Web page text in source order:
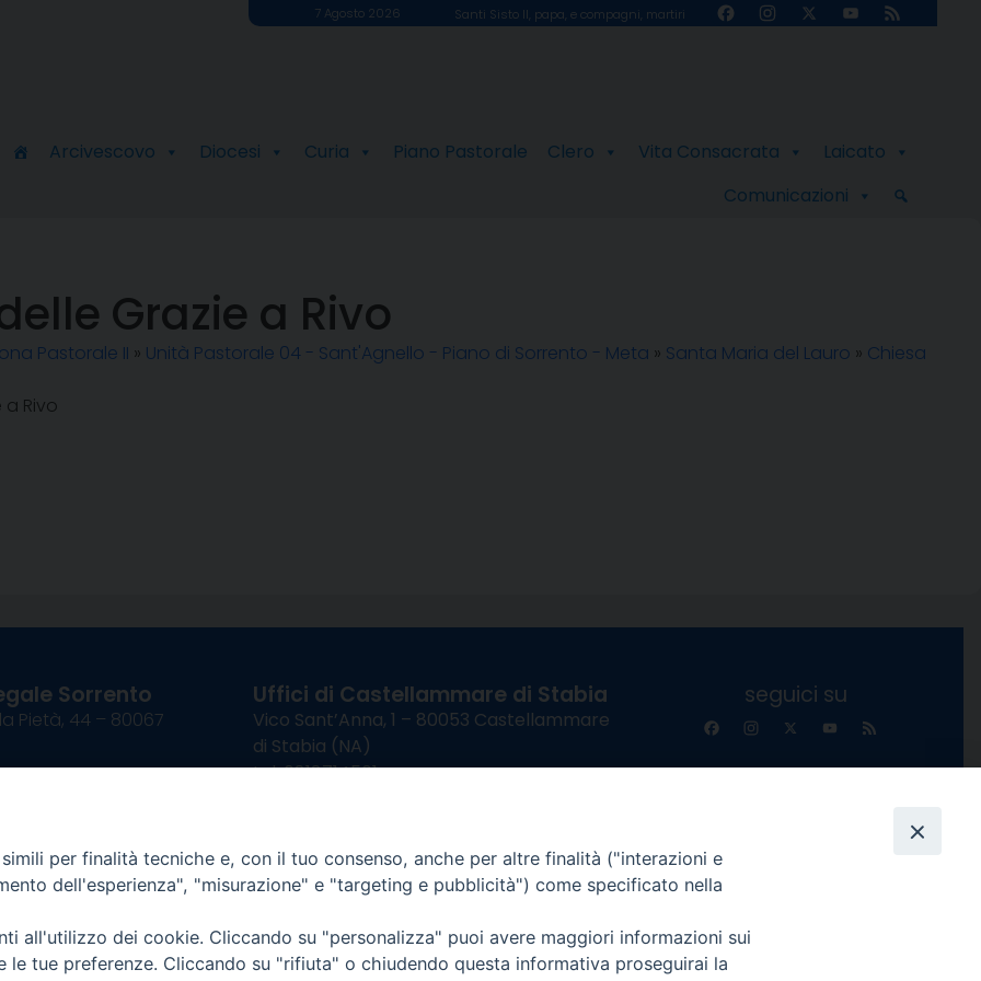
7 Agosto 2026 Santi Sisto II, papa, e compagni, martiri FacebookInstagram
X
YouTube
Feed
Arcivescovo Diocesi Curia Piano Pastorale Clero Vita Consacrata
Laicato
Comunicazioni
Grazie a Rivo
Pastorale II » Unità Pastorale 04 - Sant'Agnello - Piano di Sorrento - Meta » Santa Maria del Lauro » Chiesa
Rivo
Sorrento
Pietà, 44 – 80067
Uffici di Castellammare di Stabia
Vico Sant’Anna, 1 – 80053 Castellammare
di Stabia (NA)
tel. 0818714501
Uffici Matrimoni:
Lunedì e Mercoledì ore 09:30 – 12:30
seguici su
FacebookInstagram
YouTube
Informativa Privacy
COPYRIGHT © 2013-2025
per finalità tecniche e, con il tuo consenso, anche per altre finalità ("interazioni e
dell'esperienza", "misurazione" e "targeting e pubblicità") come specificato nella
all'utilizzo dei cookie. Cliccando su "personalizza" puoi avere maggiori informazioni sui
le tue preferenze. Cliccando su "rifiuta" o chiudendo questa informativa proseguirai la